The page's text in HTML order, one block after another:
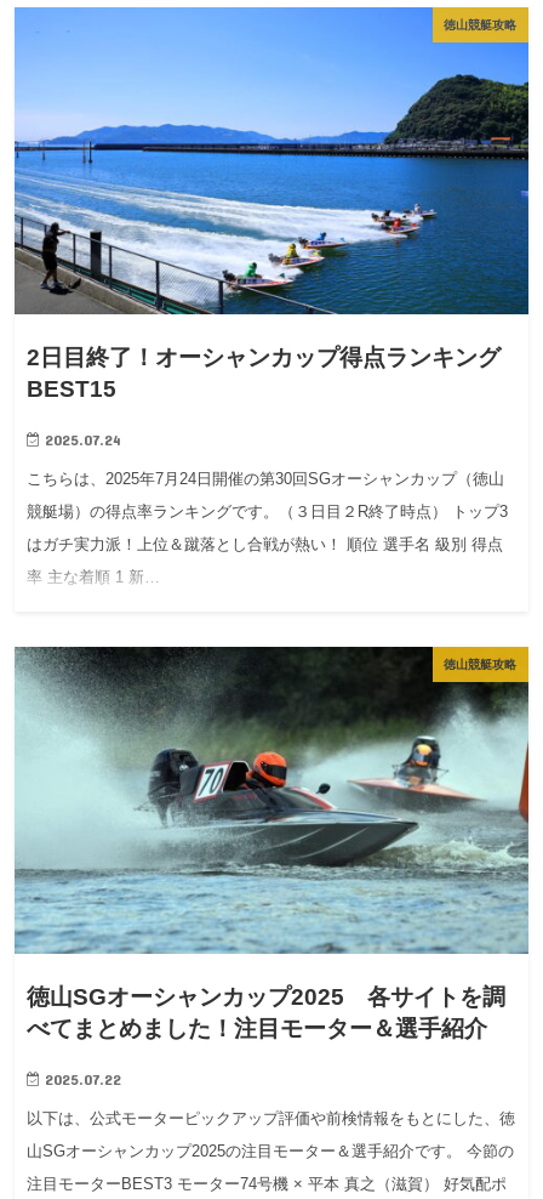
徳山競艇攻略
2日目終了！オーシャンカップ得点ランキング
BEST15
2025.07.24
こちらは、2025年7月24日開催の第30回SGオーシャンカップ（徳山
競艇場）の得点率ランキングです。（３日目２R終了時点） トップ3
はガチ実力派！上位＆蹴落とし合戦が熱い！ 順位 選手名 級別 得点
率 主な着順 1 新…
徳山競艇攻略
徳山SGオーシャンカップ2025 各サイトを調
べてまとめました！注目モーター＆選手紹介
2025.07.22
以下は、公式モーターピックアップ評価や前検情報をもとにした、徳
山SGオーシャンカップ2025の注目モーター＆選手紹介です。 今節の
注目モーターBEST3 モーター74号機 × 平本 真之（滋賀） 好気配ポ